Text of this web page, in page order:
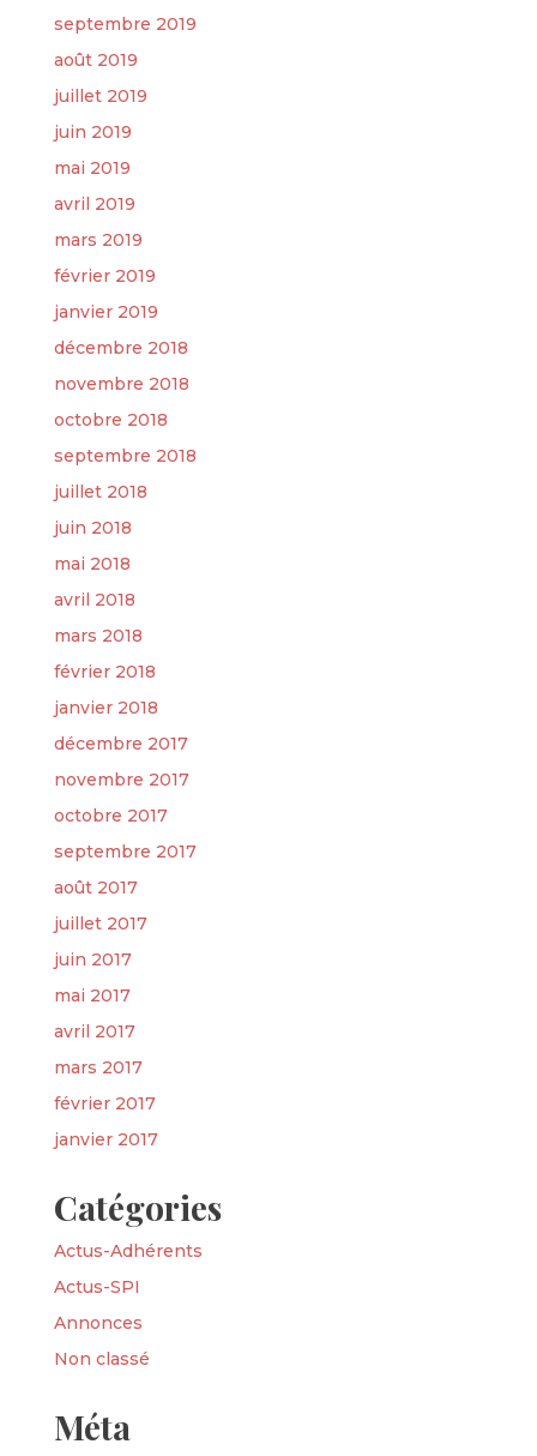
septembre 2019
août 2019
juillet 2019
juin 2019
mai 2019
avril 2019
mars 2019
février 2019
janvier 2019
décembre 2018
novembre 2018
octobre 2018
septembre 2018
juillet 2018
juin 2018
mai 2018
avril 2018
mars 2018
février 2018
janvier 2018
décembre 2017
novembre 2017
octobre 2017
septembre 2017
août 2017
juillet 2017
juin 2017
mai 2017
avril 2017
mars 2017
février 2017
janvier 2017
Catégories
Actus-Adhérents
Actus-SPI
Annonces
Non classé
Méta